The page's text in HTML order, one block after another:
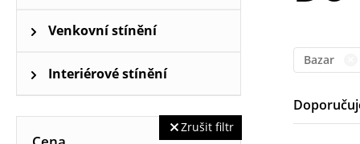
Sítě proti hmyzu na okna
Venkovní stínění
Venkovní rolety
Interiérové stínění
Horizontální žaluzie
Zrušit filtr
Bazar